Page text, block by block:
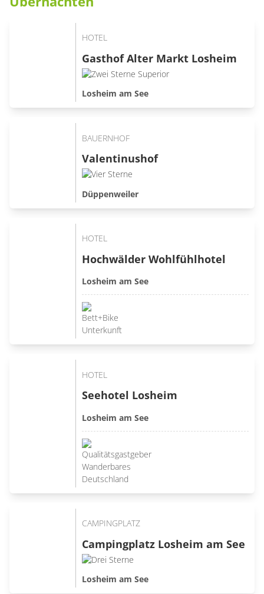
HOTEL
Gasthof Alter Markt Losheim
Losheim am See
BAUERNHOF
Valentinushof
Düppenweiler
HOTEL
Hochwälder Wohlfühlhotel
Losheim am See
HOTEL
Seehotel Losheim
Losheim am See
CAMPINGPLATZ
Campingplatz Losheim am See
Losheim am See